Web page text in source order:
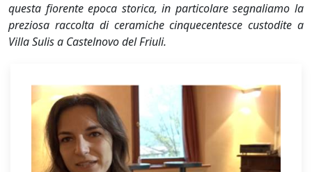
questa fiorente epoca storica, in particolare segnaliamo la
preziosa raccolta di ceramiche cinquecentesce custodite a
Villa Sulis a Castelnovo del Friuli.